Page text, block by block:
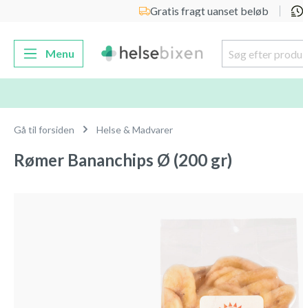
Gå til hovednavigationGratis fragt uanset beløb
Menu
Gå til forsiden Helse & Madvarer
Rømer Bananchips Ø (200 gr)